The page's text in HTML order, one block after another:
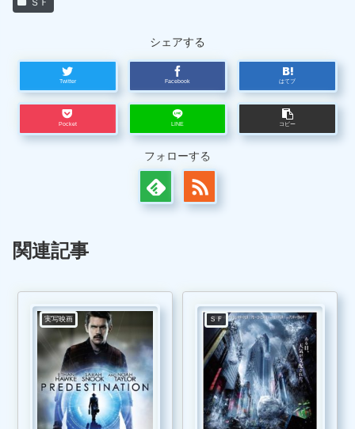
ＳＦ
シェアする
Twitter Facebook はてブ
Pocket LINE コピー
フォローする
関連記事
実写映画 ＳＦ